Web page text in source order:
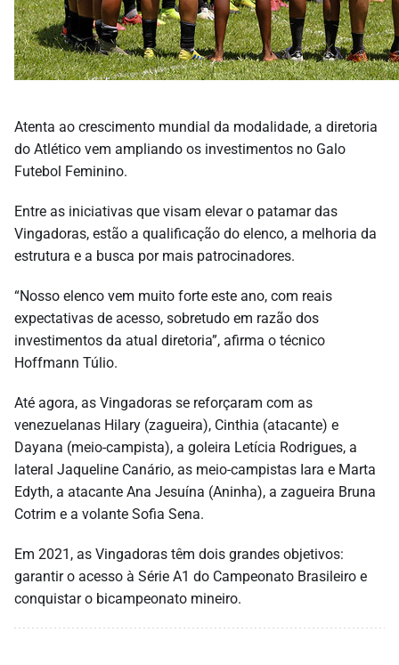
Atenta ao crescimento mundial da modalidade, a diretoria
do Atlético vem ampliando os investimentos no Galo
Futebol Feminino.
Entre as iniciativas que visam elevar o patamar das
Vingadoras, estão a qualificação do elenco, a melhoria da
estrutura e a busca por mais patrocinadores.
“Nosso elenco vem muito forte este ano, com reais
expectativas de acesso, sobretudo em razão dos
investimentos da atual diretoria”, afirma o técnico
Hoffmann Túlio.
Até agora, as Vingadoras se reforçaram com as
venezuelanas Hilary (zagueira), Cinthia (atacante) e
Dayana (meio-campista), a goleira Letícia Rodrigues, a
lateral Jaqueline Canário, as meio-campistas Iara e Marta
Edyth, a atacante Ana Jesuína (Aninha), a zagueira Bruna
Cotrim e a volante Sofia Sena.
Em 2021, as Vingadoras têm dois grandes objetivos:
garantir o acesso à Série A1 do Campeonato Brasileiro e
conquistar o bicampeonato mineiro.